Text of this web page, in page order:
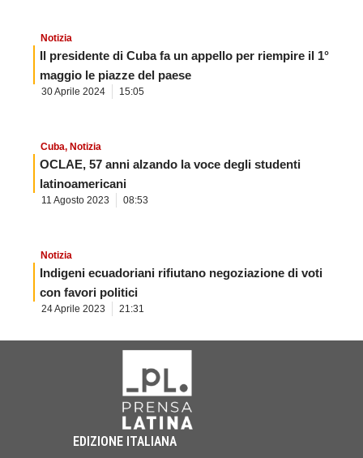
Notizia
Il presidente di Cuba fa un appello per riempire il 1°
maggio le piazze del paese
30 Aprile 2024 15:05
Cuba, Notizia
OCLAE, 57 anni alzando la voce degli studenti
latinoamericani
11 Agosto 2023 08:53
Notizia
Indigeni ecuadoriani rifiutano negoziazione di voti
con favori politici
24 Aprile 2023 21:31
EDIZIONE ITALIANA